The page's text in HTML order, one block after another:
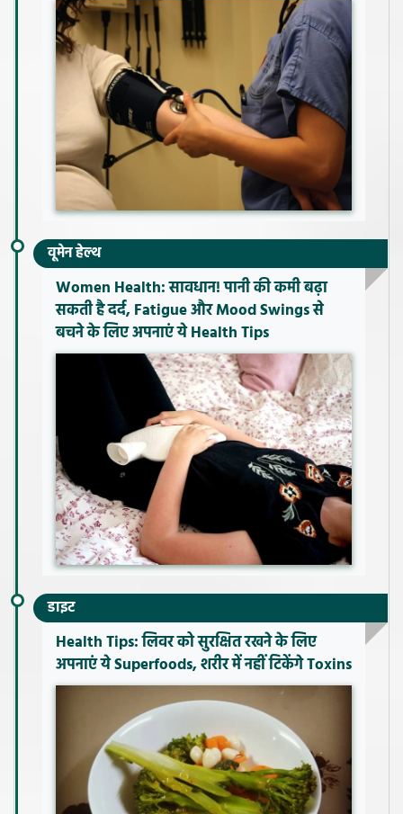
वूमेन हेल्थ
Women Health: सावधान! पानी की कमी बढ़ा
सकती है दर्द, Fatigue और Mood Swings से
बचने के लिए अपनाएं ये Health Tips
डाइट
Health Tips: लिवर को सुरक्षित रखने के लिए
अपनाएं ये Superfoods, शरीर में नहीं टिकेंगे Toxins